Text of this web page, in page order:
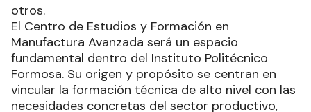
otros.
El Centro de Estudios y Formación en
Manufactura Avanzada será un espacio
fundamental dentro del Instituto Politécnico
Formosa. Su origen y propósito se centran en
vincular la formación técnica de alto nivel con las
necesidades concretas del sector productivo,